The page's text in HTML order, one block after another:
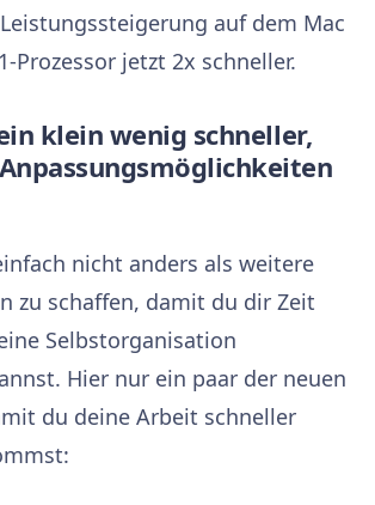
auf dem Mac
Prozessor jetzt 2x schneller.
klein wenig schneller,
nicht anders als weitere
zu schaffen, damit du dir Zeit
Selbstorganisation
Hier nur ein paar der neuen
du deine Arbeit schneller